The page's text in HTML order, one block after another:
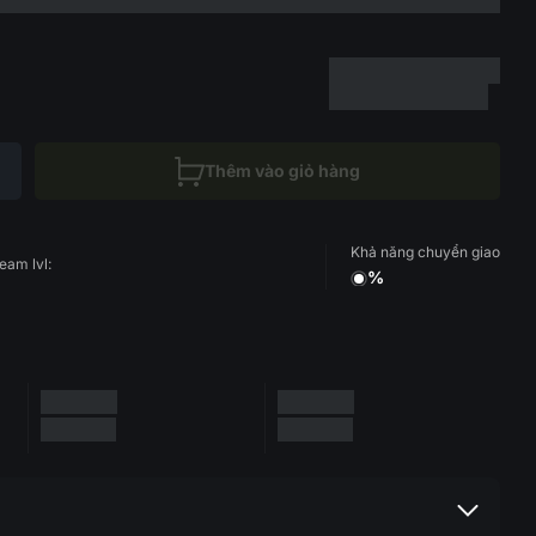
Thêm vào giỏ hàng
lvl:
Khả năng chuyển giao
%